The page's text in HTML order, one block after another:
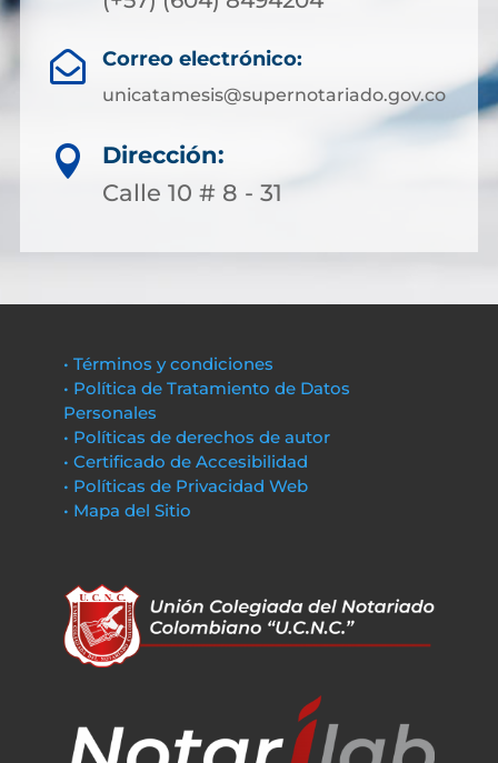
 Correo electrónico:
unicatamesis@supernotariado.gov.co

Dirección:
Calle 10 # 8 - 31
• Términos y condiciones
• Política de Tratamiento de Datos
Personales
• Políticas de derechos de autor
• Certificado de Accesibilidad
• Políticas de Privacidad Web
• Mapa del Sitio